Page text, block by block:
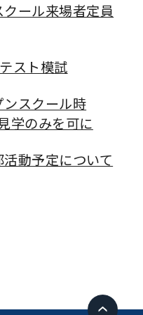
ール来場者定員
スト模試
ンスクール時
学のみを可に
動予定について